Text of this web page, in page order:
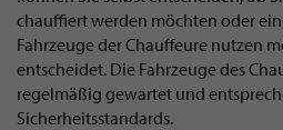
chauffiert werden möchten oder
Fahrzeuge der Chauffeure nutzen
entscheidet. Die Fahrzeuge des
regelmäßig gewartet und
Sicherheitsstandards.